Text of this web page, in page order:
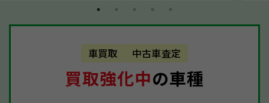
車買取 中古車査定
買取強化中の車種